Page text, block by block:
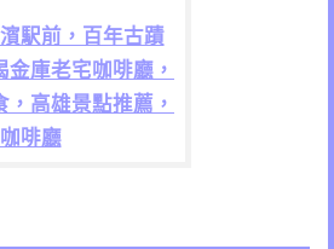
駅前，百年古蹟
金庫老宅咖啡廳，
高雄景點推薦，
啡廳